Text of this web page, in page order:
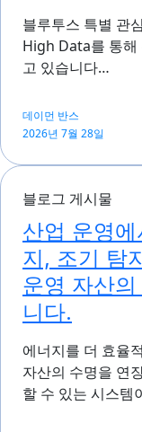
블루투스 특별 관
High Data를 통해
고 있습니다…
데이먼 반스
2026년 7월 28일
블로그 게시물
산업 운영
지, 조기 탐
운영 자산
니다.
에너지를 더 효율
자산의 수명을 연
할 수 있는 시스템